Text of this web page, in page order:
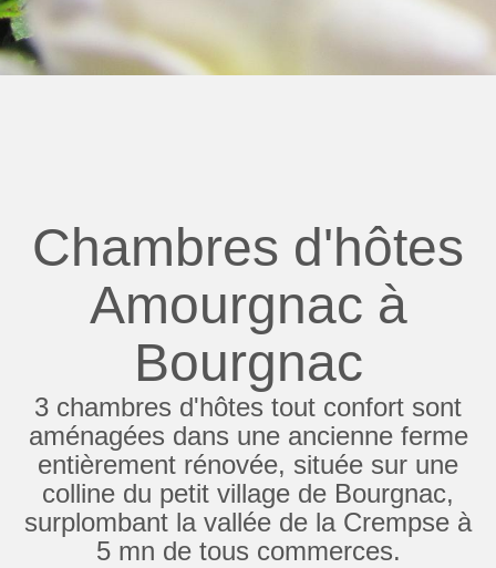
Chambres d'hôtes
Amourgnac à
Bourgnac
3 chambres d'hôtes tout confort sont
aménagées dans une ancienne ferme
entièrement rénovée, située sur une
colline du petit village de Bourgnac,
surplombant la vallée de la Crempse à
5 mn de tous commerces.